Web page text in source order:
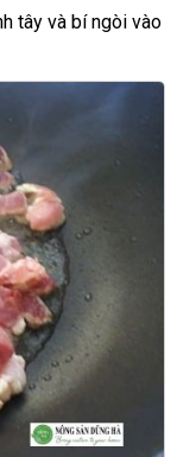
tây và bí ngòi vào